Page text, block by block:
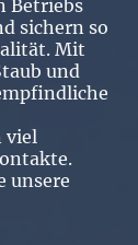
Betriebs
sichern so
Mit
und
viel
unsere